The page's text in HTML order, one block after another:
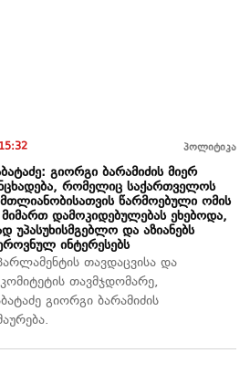
15:32 პოლიტიკა
გიორგი ბარამიძის მიერ
რომელიც საქართველოს
წარმოებული ომის
დამოკიდებულებას ეხებოდა,
უპასუხისმგებლო და აზიანებს
ინტერესებს
თავდაცვისა და
თავმჯდომარე,
გიორგი ბარამიძის